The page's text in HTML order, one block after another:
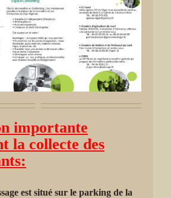
importante
la collecte des
est situé sur le parking de la